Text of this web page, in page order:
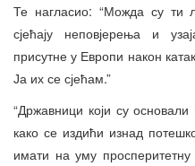
Те нагласио: “Можда су
сјећају неповјерења и
присутне у Европи након
Ја их се сјећам.”
“Државници који су
како се издићи изнад
имати на уму